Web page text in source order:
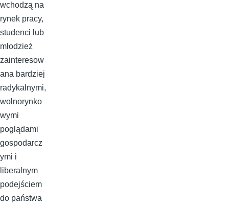
wchodzą na
rynek pracy,
studenci lub
młodzież
zainteresow
ana bardziej
radykalnymi,
wolnorynko
wymi
poglądami
gospodarcz
ymi i
liberalnym
podejściem
do państwa